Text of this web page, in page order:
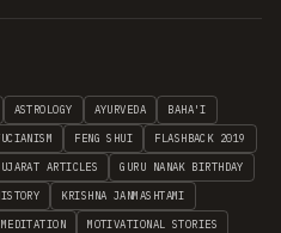
ASTROLOGY AYURVEDA BAHA'I
FENG SHUI FLASHBACK 2019
ARTICLES GURU NANAK BIRTHDAY
KRISHNA JANMASHTAMI
MEDITATION MOTIVATIONAL STORIES